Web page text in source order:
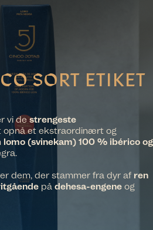
SORT ETIKET
vi destrengeste
opnå et ekstraordinært og
lomo (svinekam) 100 % ibérico og
dem, der stammer fra dyr af ren
på dehesa-engene og